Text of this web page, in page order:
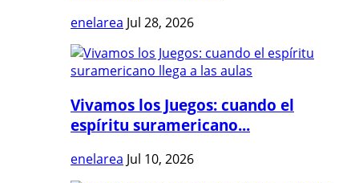
enelarea Jul 28, 2026
Vivamos los Juegos: cuando el
espíritu suramericano...
enelarea Jul 10, 2026